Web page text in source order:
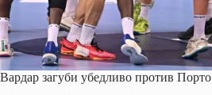
Вардар загуби убедливо против Порто